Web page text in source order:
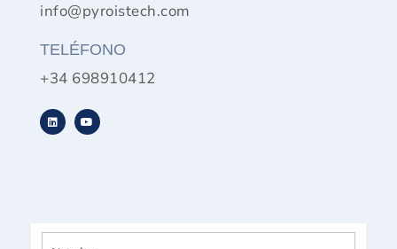
info@pyroistech.com
TELÉFONO
+34 698910412